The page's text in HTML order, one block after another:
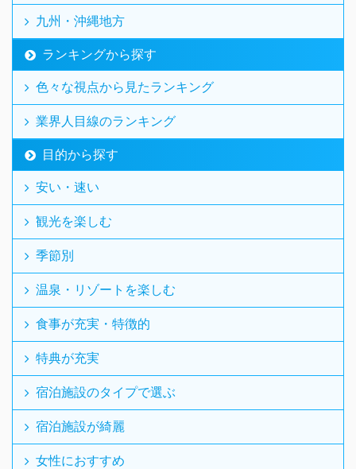
九州・沖縄地方
ランキングから探す
色々な視点から見たランキング
業界人目線のランキング
目的から探す
安い・速い
観光を楽しむ
季節別
温泉・リゾートを楽しむ
食事が充実・特徴的
特典が充実
宿泊施設のタイプで選ぶ
宿泊施設が綺麗
女性におすすめ